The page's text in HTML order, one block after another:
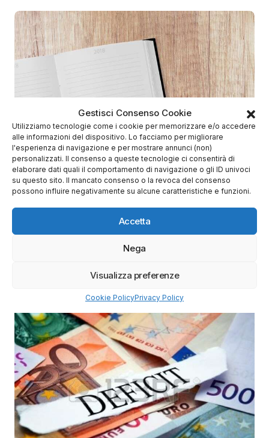
Gestisci Consenso Cookie
Utilizziamo tecnologie come i cookie per memorizzare e/o accedere
alle informazioni del dispositivo. Lo facciamo per migliorare
l'esperienza di navigazione e per mostrare annunci (non)
personalizzati. Il consenso a queste tecnologie ci consentirà di
elaborare dati quali il comportamento di navigazione o gli ID univoci
su questo sito. Il mancato consenso o la revoca del consenso
possono influire negativamente su alcune caratteristiche e funzioni.
Accetta
Nega
Visualizza preferenze
Cookie PolicyPrivacy Policy
Di Antonio
30 Maggio 2019
Le Bahamas emetteranno la loro
criptovaluta di stato entro il 2020